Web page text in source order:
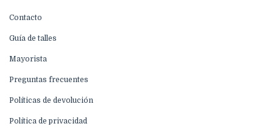
Contacto
Guía de talles
Mayorista
Preguntas frecuentes
Políticas de devolución
Política de privacidad